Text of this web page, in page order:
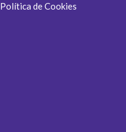
Política de Cookies